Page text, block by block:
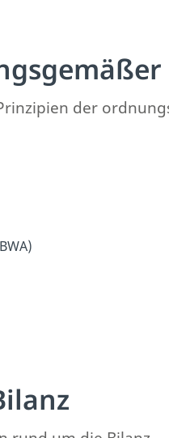
der